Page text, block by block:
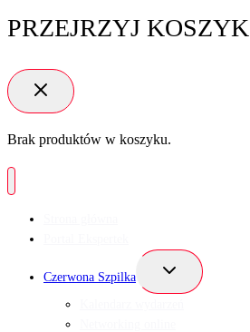
PRZEJRZYJ KOSZYK
Brak produktów w koszyku.
Czerwona Szpilka
Przełącz
podrzędne